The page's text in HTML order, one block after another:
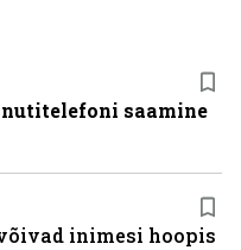
saamine
inimesi hoopis